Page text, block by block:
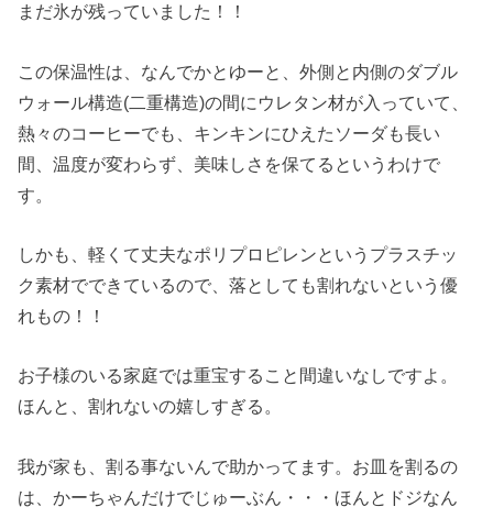
まだ氷が残っていました！！
この保温性は、なんでかとゆーと、外側と内側のダブル
ウォール構造(二重構造)の間にウレタン材が入っていて、
熱々のコーヒーでも、キンキンにひえたソーダも長い
間、温度が変わらず、美味しさを保てるというわけで
す。
しかも、軽くて丈夫なポリプロピレンというプラスチッ
ク素材でできているので、落としても割れないという優
れもの！！
お子様のいる家庭では重宝すること間違いなしですよ。
ほんと、割れないの嬉しすぎる。
我が家も、割る事ないんで助かってます。お皿を割るの
は、かーちゃんだけでじゅーぶん・・・ほんとドジなん